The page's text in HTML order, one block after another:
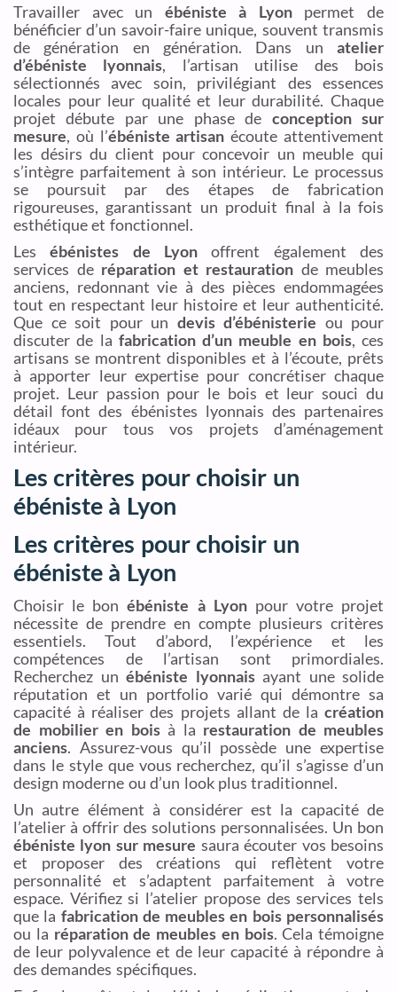
Travailler avec un ébéniste à Lyonpermet de
bénéficier d’un savoir-faire unique, souvent transmis
de génération en génération. Dans un atelier
d’ébéniste lyonnais, l’artisan utilise des bois
sélectionnés avec soin, privilégiant des essences
locales pour leur qualité et leur durabilité. Chaque
projet débute par une phase de conception sur
mesure, où l’ébéniste artisan écoute attentivement
les désirs du client pour concevoir un meuble qui
s’intègre parfaitement à son intérieur. Le processus
se poursuit par des étapes de fabrication
rigoureuses, garantissant un produit final à la fois
esthétique et fonctionnel.
Lesébénistes de Lyon offrent également des
services de réparation et restauration de meubles
anciens, redonnant vie à des pièces endommagées
tout en respectant leur histoire et leur authenticité.
Que ce soit pour un devis d’ébénisterie ou pour
discuter de la fabrication d’un meuble en bois, ces
artisans se montrent disponibles et à l’écoute, prêts
à apporter leur expertise pour concrétiser chaque
projet. Leur passion pour le bois et leur souci du
détail font des ébénistes lyonnais des partenaires
idéaux pour tous vos projets d’aménagement
intérieur.
Les critères pour choisir un
ébéniste à Lyon
Les critères pour choisir un
ébéniste à Lyon
Choisir le bonébéniste à Lyonpour votre projet
nécessite de prendre en compte plusieurs critères
essentiels. Tout d’abord, l’expérience et les
compétences de l’artisan sont primordiales.
Recherchez un ébéniste lyonnaisayant une solide
réputation et un portfolio varié qui démontre sa
capacité à réaliser des projets allant de la création
de mobilier en boisà la restauration de meubles
anciens. Assurez-vous qu’il possède une expertise
dans le style que vous recherchez, qu’il s’agisse d’un
design moderne ou d’un look plus traditionnel.
Un autre élément à considérer est la capacité de
l’atelier à offrir des solutions personnalisées. Un bon
ébéniste lyon sur mesure saura écouter vos besoins
et proposer des créations qui reflètent votre
personnalité et s’adaptent parfaitement à votre
espace. Vérifiez si l’atelier propose des services tels
que la fabrication de meubles en bois personnalisés
ou la réparation de meubles en bois. Cela témoigne
de leur polyvalence et de leur capacité à répondre à
des demandes spécifiques.